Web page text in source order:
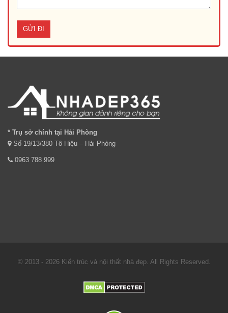
* Trụ sở chính tại Hải Phòng
Số 19/13/380 Tô Hiệu – Hải Phòng
0963 788 999
© 2013 - 2026 Kiến trúc và nội thất nhà đẹp. All Rights Reserved.